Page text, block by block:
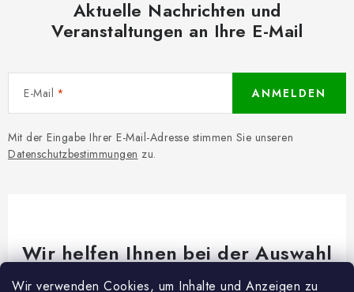
Wir verwenden Cookies, um Inhalte und Anzeigen zu
Aktuelle Nachrichten und
Veranstaltungen an Ihre E-Mail
E-Mail
Mit der Eingabe Ihrer E-Mail-Adresse stimmen Sie unseren
Datenschutzbestimmungen zu.
ANMELDEN
Wir helfen Ihnen bei der Auswahl
Brauchen Sie Rat bei etwas? Wir sind für dich da!